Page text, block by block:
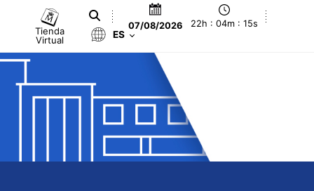
Tienda
Virtual
07/08/2026 22h : 04m : 15s
ES